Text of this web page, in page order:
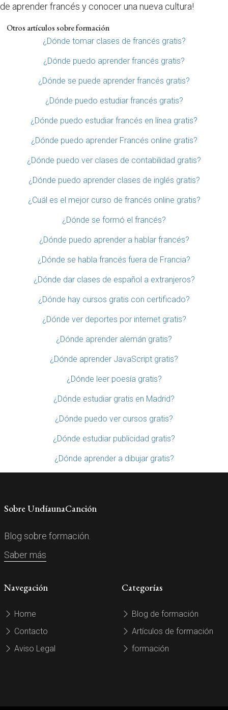
de aprender francés y conocer una nueva cultura!
Otros artículos sobre formación
¿Dónde tomar clases de francés gratis?
¿Dónde puedo aprender francés gratis?
¿Dónde se puede aprender francés gratis?
¿Dónde puedo estudiar francés gratis?
¿Dónde puedo estudiar francés en línea gratis?
¿Dónde puedo aprender Francés online gratis?
¿Dónde puedo ver clases de contabilidad gratis?
¿Dónde puedo aprender clases de inglés gratis?
¿Cuál es el mejor curso de francés online gratis?
¿Dónde se formó el francés?
¿Dónde puedo aprender a hablar francés?
¿Dónde se habla francés fuera de Francia?
¿Dónde dar clases de español a extranjeros?
¿Dónde hay cursos gratis con certificado?
¿Dónde ver deportes por internet gratis?
¿Dónde aprender alemán gratis?
¿Dónde aprender JavaScript gratis?
¿Dónde leer poesía gratis?
¿Dónde estudiar gratis en Madrid?
¿Dónde puedo ver cursos gratis?
¿Dónde estudiar publicidad gratis?
¿Dónde aprender a dibujar gratis?
Sobre UndíaunaCanción
Blog sobre formación.
Saber más
Navegación
Home
Contacto
Aviso Legal
Categorías
Blog de formación
Artículos de formación
formación